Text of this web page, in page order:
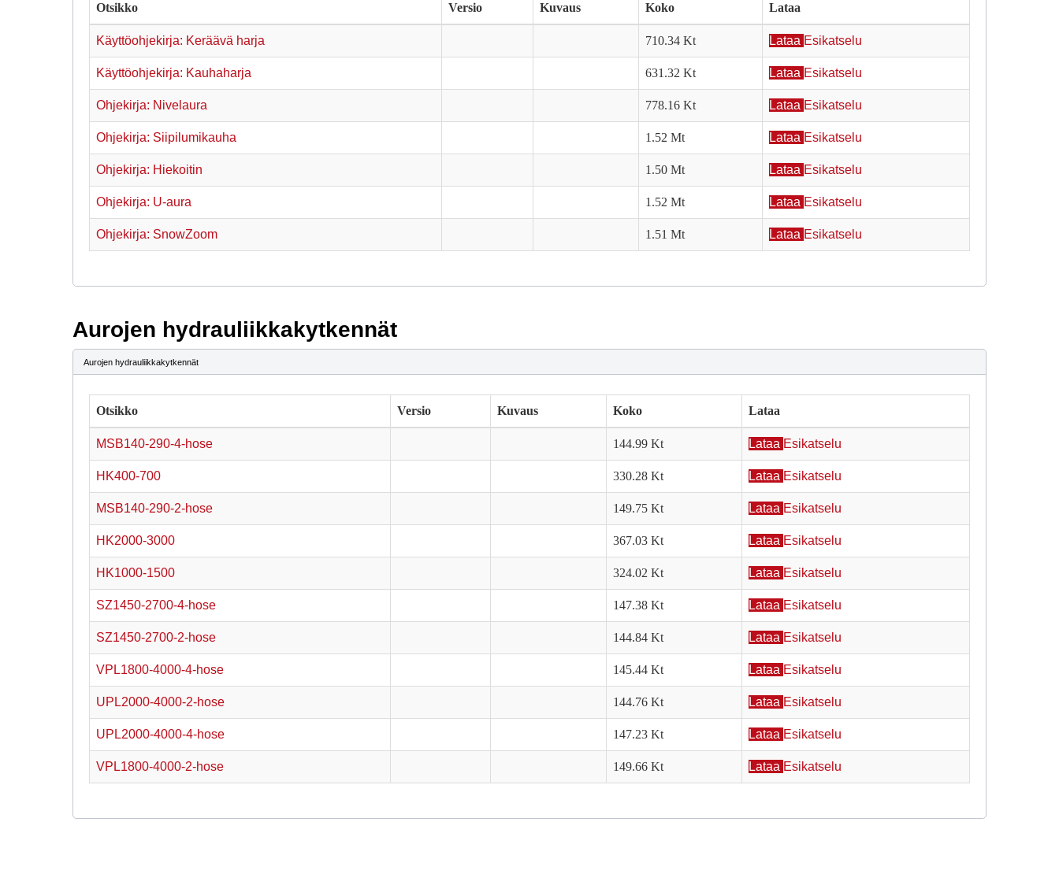
Otsikko Versio Kuvaus Koko Lataa
Käyttöohjekirja: Keräävä harja 710.34 Kt Lataa Esikatselu
Käyttöohjekirja: Kauhaharja 631.32 Kt Lataa Esikatselu
Ohjekirja: Nivelaura 778.16 Kt Lataa Esikatselu
Ohjekirja: Siipilumikauha 1.52 Mt Lataa Esikatselu
Ohjekirja: Hiekoitin 1.50 Mt Lataa Esikatselu
Ohjekirja: U-aura 1.52 Mt Lataa Esikatselu
Ohjekirja: SnowZoom 1.51 Mt Lataa Esikatselu
Aurojen hydrauliikkakytkennät
Aurojen hydrauliikkakytkennät
Otsikko Versio Kuvaus Koko Lataa
MSB140-290-4-hose 144.99 Kt Lataa Esikatselu
HK400-700 330.28 Kt Lataa Esikatselu
MSB140-290-2-hose 149.75 Kt Lataa Esikatselu
HK2000-3000 367.03 Kt Lataa Esikatselu
HK1000-1500 324.02 Kt Lataa Esikatselu
SZ1450-2700-4-hose 147.38 Kt Lataa Esikatselu
SZ1450-2700-2-hose 144.84 Kt Lataa Esikatselu
VPL1800-4000-4-hose 145.44 Kt Lataa Esikatselu
UPL2000-4000-2-hose 144.76 Kt Lataa Esikatselu
UPL2000-4000-4-hose 147.23 Kt Lataa Esikatselu
VPL1800-4000-2-hose 149.66 Kt Lataa Esikatselu